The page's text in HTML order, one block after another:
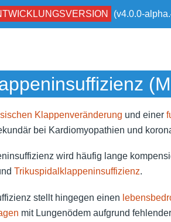
(v4.0.0-
Klappenveränderung und einer
bei Kardiomyopathien und
wird häufig lange
Trikuspidalklappeninsuffizienz.
stellt hingegen einen
mit Lungenödem aufgrund